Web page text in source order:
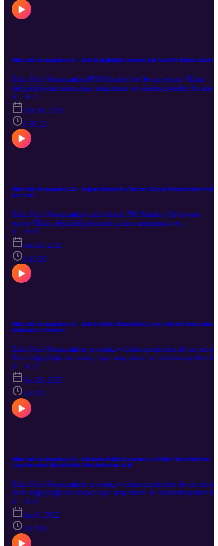
İklim Kafe Konuşmaları 25 - İklim Değişikliğini Önlemek İçin Nasıl Bir Hukuk Düzeni?
İklim Kafe Konuşmaları İPM Karaköy'de devam ediyor! İklim
değişikliği alanında çalışan araştırmacı ve akademisyenleri bir araya
getirdiğimiz İklim Kafe Konuşmaları’nın yirmibeşincisi " İklim
Değişikliğini Önlemek İçin Nasıl Bir Hukuk Düzeni?'' 17 Ekim`de
Ümit Şahin’in moderatörlüğünde Dr. Serkan Köybaşı ile
S1 · E25
Oct 18, 2023
1:07:12
İklim Kafe Konuşmaları 22 - Değişen İklimde Kış Turizmi: Kayak Merkezlerinde Neden
Kar Yok?
İklim Kafe Konuşmaları canlı olarak İPM Karaköy'de devam
ediyor! İklim değişikliği alanında çalışan araştırmacı ve
akademisyenleri bir araya getirdiğimiz İklim Kafe Konuşmaları’nın
yirmiikincisi "Değişen İklimde Kış Turizmi: Kayak Merkezlerinde
Neden Kar Yok?" 18 Ocak'ta Ümit Şahin’in moderatörlüğünde
Cenk Demiroğlu ile gerçekleşti.
S1 · E22
Jan 26, 2023
1:18:20
İklim Kafe Konuşmaları 21 - İklim Kriziyle Mücadelede Çevreye Duyarlı Teknolojilerin
Kullanımı ve Transferi
İklim Kafe Konuşmaları çevrimiçi webinar üzerinden devam
İklim değişikliği alanında çalışan araştırmacı ve akademisyenleri bir
araya getirdiğimiz İklim Kafe Konuşmaları’nın yirmibirincisi
Kriziyle Mücadelede Çevreye Duyarlı Teknolojilerin Kullanımı ve
Transferi" 26 Ekim'de Ümit Şahin’in moderatörlüğünde Ezgi
Ediboğlu Sakowsky ile gerçekleşti.
S1 · E21
Jan 26, 2023
1:18:51
İklim Kafe Konuşmaları 20 - Kömürün Politik Ekonomisi ve Türkiye’nin Kömürden
Çıkış Sürecinde Ekolojik Hak Mücadelelerinin Rolü
İklim Kafe Konuşmaları çevrimiçi webinar üzerinden devam
İklim değişikliği alanında çalışan araştırmacı ve akademisyenleri bir
araya getirdiğimiz İklim Kafe Konuşmaları’nın yirmincisi
Politik Ekonomisi ve Türkiye’nin Kömürden Çıkış Sürecinde
Ekolojik Hak Mücadelelerinin Rolü” 1 Haziran'da Ümit Şahin’in
moderatörlüğünde Ceren Ayas ile gerçekleşti.
S1 · E20
Jun 8, 2022
1:17:42